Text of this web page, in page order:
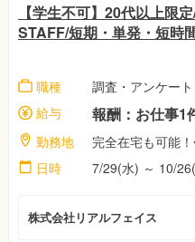
【学生不可】20代以上限
STAFF/短期・単発・短時
職種
調査・アンケー
給与
勤務地
日時
7/29(水) ～ 10/
株式会社リアルフェイス